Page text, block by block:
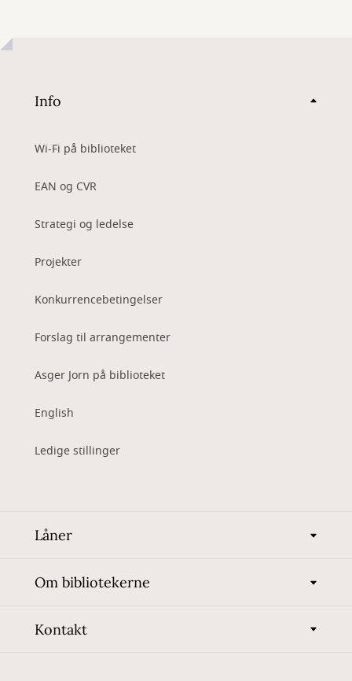
Info
Wi-Fi på biblioteket
EAN og CVR
Strategi og ledelse
Projekter
Konkurrencebetingelser
Forslag til arrangementer
Asger Jorn på biblioteket
English
Ledige stillinger
Låner
Om bibliotekerne
Kontakt